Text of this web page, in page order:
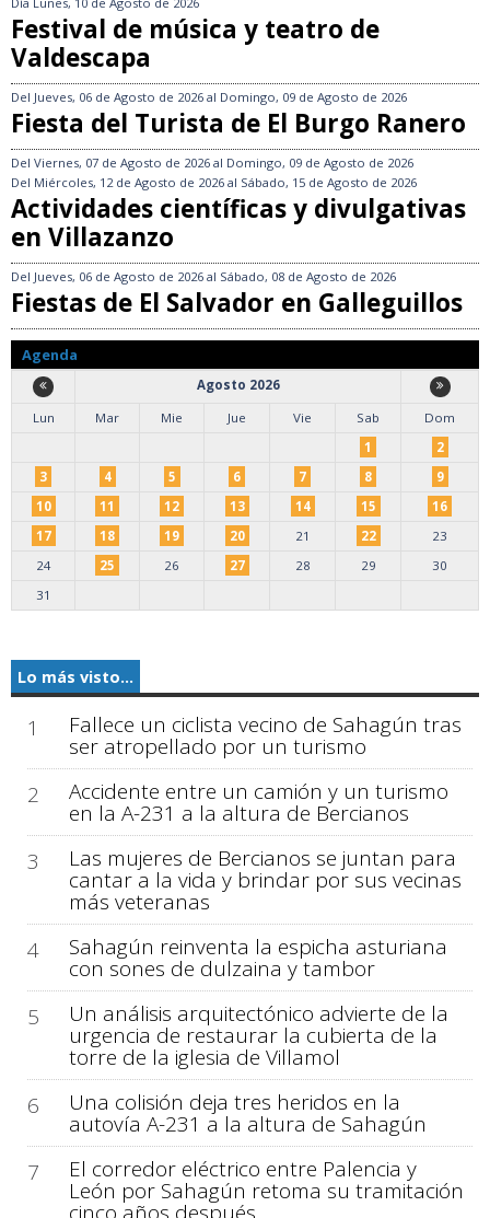
Festival de música y teatro de
Valdescapa
Del Jueves, 06 de Agosto de 2026 al Domingo, 09 de Agosto de 2026
Fiesta del Turista de El Burgo Ranero
Del Viernes, 07 de Agosto de 2026 al Domingo, 09 de Agosto de 2026
Del Miércoles, 12 de Agosto de 2026 al Sábado, 15 de Agosto de 2026
Actividades científicas y divulgativas
en Villazanzo
Del Jueves, 06 de Agosto de 2026 al Sábado, 08 de Agosto de 2026
Fiestas de El Salvador en Galleguillos
Agenda
Agosto 2026
Lun
Mar Mie Jue Vie Sab
Dom
1
2
3
4 5 6 7 8
9
10
11 12 13 14 15
16
17
18 19 20 21 22
23
24
25 26 27 28 29
30
31
Lo más visto...
1 Fallece un ciclista vecino de Sahagún tras
ser atropellado por un turismo
2
Accidente entre un camión y un turismo
en la A-231 a la altura de Bercianos
3
Las mujeres de Bercianos se juntan para
cantar a la vida y brindar por sus vecinas
más veteranas
4
Sahagún reinventa la espicha asturiana
con sones de dulzaina y tambor
5
Un análisis arquitectónico advierte de la
urgencia de restaurar la cubierta de la
torre de la iglesia de Villamol
6
Una colisión deja tres heridos en la
autovía A-231 a la altura de Sahagún
7
El corredor eléctrico entre Palencia y
León por Sahagún retoma su tramitación